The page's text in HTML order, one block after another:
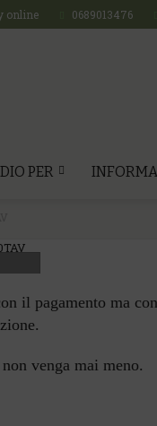
online 0689013476
PER
il pagamento ma
venga mai meno.